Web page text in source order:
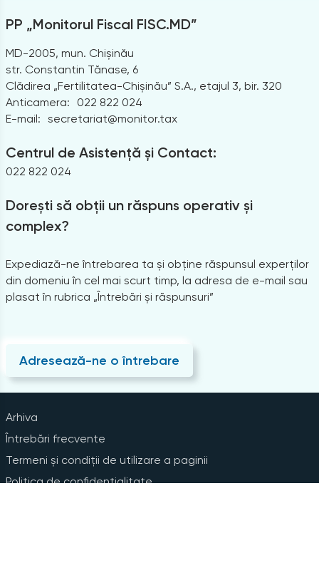
PP „Monitorul Fiscal FISC.MD”
MD-2005, mun. Chișinău
str. Constantin Tănase, 6
Clădirea „Fertilitatea-Chișinău” S.A., etajul 3, bir. 320
Anticamera:
022 822 024
E-mail: secretariat@monitor.tax
Centrul de Asistență și Contact:
022 822 024
Dorești să obții un răspuns operativ și
complex?
Expediază-ne întrebarea ta și obține răspunsul experților
din domeniu în cel mai scurt timp, la adresa de e-mail sau
plasat în rubrica „Întrebări și răspunsuri”
Adresează-ne o întrebare
Arhiva
Întrebări frecvente
Termeni și condiții de utilizare a paginii
Politica de confidențialitate